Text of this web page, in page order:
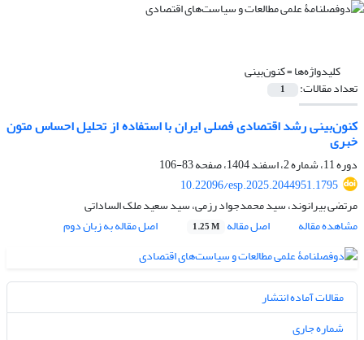
کلیدواژه‌ها =کنون‌بینی
تعداد مقالات: 1
کنون‌بینی رشد اقتصادی فصلی ایران با استفاده از تحلیل احساس متون
خبری
دوره 11، شماره 2، اسفند 1404، صفحه
83-106
10.22096/esp.2025.2044951.1795
مرتضی بیرانوند، سید محمدجواد رزمی، سید سعید ملک الساداتی
مشاهده مقاله
اصل مقاله 1.25 M اصل مقاله به زبان دوم
مقالات آماده انتشار
شماره جاری